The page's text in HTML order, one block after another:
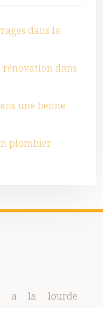
dans la
dans
une benne
plombier
a la lourde